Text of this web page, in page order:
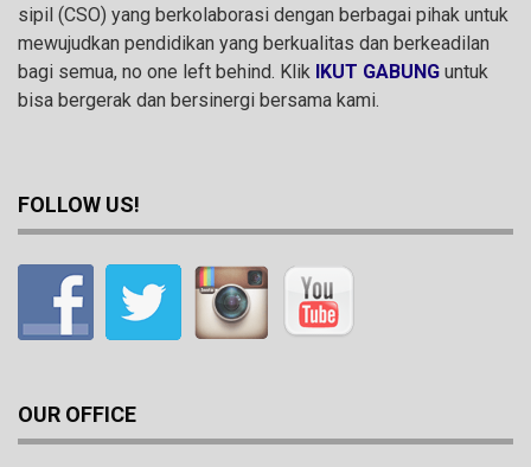
sipil (CSO) yang berkolaborasi dengan berbagai pihak untuk
mewujudkan pendidikan yang berkualitas dan berkeadilan
bagi semua, no one left behind. Klik IKUT GABUNG untuk
bisa bergerak dan bersinergi bersama kami.
FOLLOW US!
OUR OFFICE